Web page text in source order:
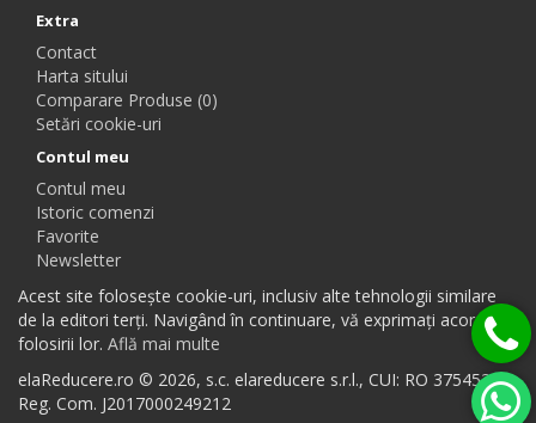
Extra
Contact
Harta sitului
Comparare Produse (0)
Setări cookie-uri
Contul meu
Contul meu
Istoric comenzi
Favorite
Newsletter
Acest site folosește cookie-uri, inclusiv alte tehnologii similare
de la editori terți. Navigând în continuare, vă exprimați acordul
folosirii lor. Află mai multe
elaReducere.ro © 2026, s.c. elareducere s.r.l., CUI: RO 37545384,
Reg. Com. J2017000249212